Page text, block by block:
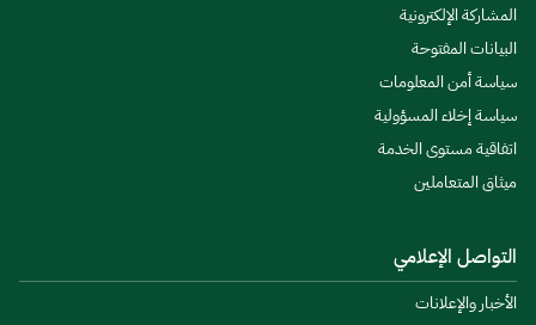
المشاركة الإلكترونية
البيانات المفتوحة
سياسة أمن المعلومات
سياسة إخلاء المسؤولية
اتفاقية مستوى الخدمة
ميثاق المتعاملين
التواصل الإعلامي
الأخبار والإعلانات